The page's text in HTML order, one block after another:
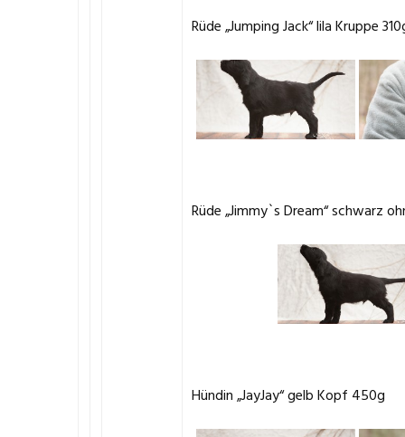
Rüde „Jumping Jack“ lila Kruppe
Rüde „Jimmy`s Dream“ schwarz
Hündin „JayJay“ gelb Kopf 450g